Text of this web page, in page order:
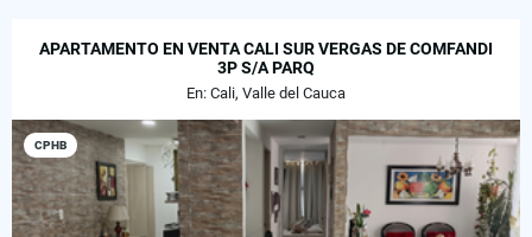
APARTAMENTO EN VENTA CALI SUR VERGAS DE COMFANDI
3P S/A PARQ
En: Cali, Valle del Cauca
CPHB